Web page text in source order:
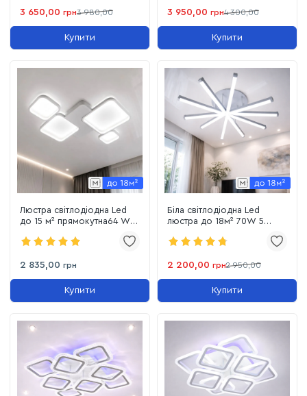
3 650,00 грн3 980,00
Купити
3 950,00 грн4 300,00
Купити
Люстра світлодіодна Led
до 15 м² прямокутна64 Wt
2 835,00 грн
Купити
Біла світлодіодна Led
люстра до 18м² 70W 5
2 200,00 грн2 950,00
Купити